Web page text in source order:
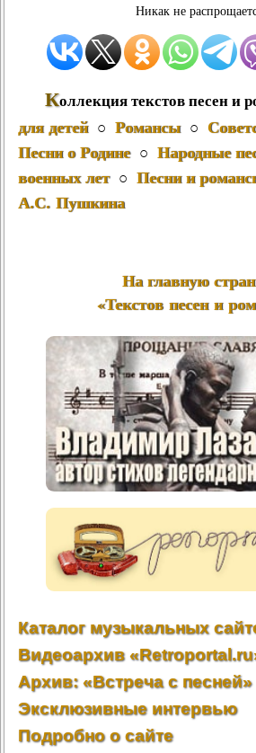
Никак не
Коллекция текстов песен и
для детей○ Романсы○
Песни о Родине○ Народные
военных лет○ Песни и
А.С. Пушкина
На главную
«Текстов песен и
Каталог музыкальных
Видеоархив
Архив: «Встреча с песней»
Эксклюзивные интервью
Подробно о сайте